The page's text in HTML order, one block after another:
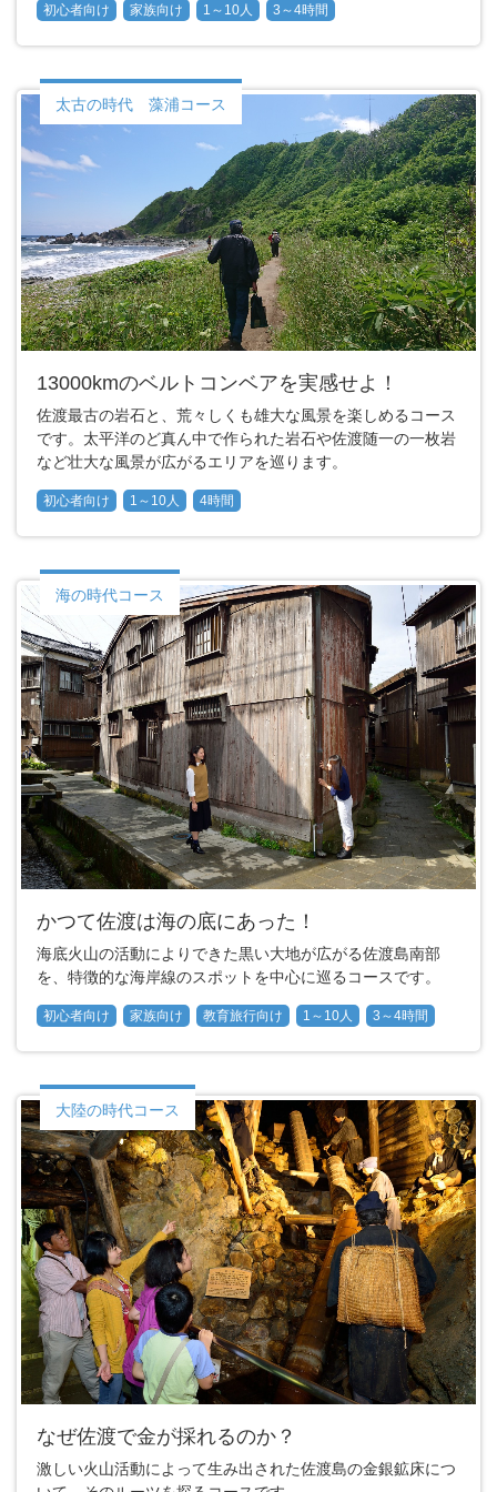
初心者向け 家族向け 1～10人 3～4時間
太古の時代 藻浦コース
13000kmのベルトコンベアを実感せよ！
佐渡最古の岩石と、荒々しくも雄大な風景を楽しめるコース
です。太平洋のど真ん中で作られた岩石や佐渡随一の一枚岩
など壮大な風景が広がるエリアを巡ります。
初心者向け 1～10人 4時間
海の時代コース
かつて佐渡は海の底にあった！
海底火山の活動によりできた黒い大地が広がる佐渡島南部
を、特徴的な海岸線のスポットを中心に巡るコースです。
初心者向け 家族向け 教育旅行向け 1～10人 3～4時間
大陸の時代コース
なぜ佐渡で金が採れるのか？
激しい火山活動によって生み出された佐渡島の金銀鉱床につ